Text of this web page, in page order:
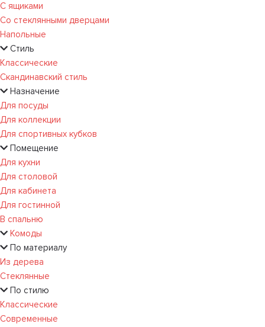
С ящиками
Со стеклянными дверцами
Напольные
Стиль
Классические
Скандинавский стиль
Назначение
Для посуды
Для коллекции
Для спортивных кубков
Помещение
Для кухни
Для столовой
Для кабинета
Для гостинной
В спальню
Комоды
По материалу
Из дерева
Стеклянные
По стилю
Классические
Современные